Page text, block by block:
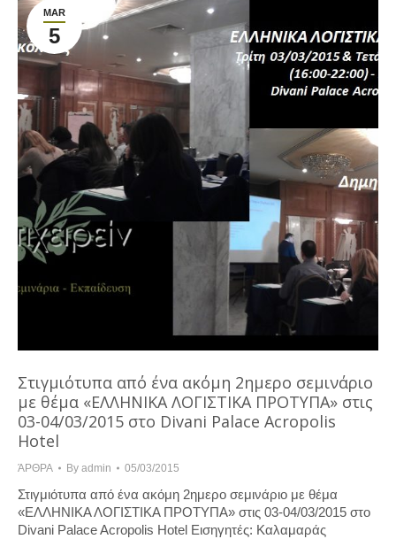
MAR
5
Στιγμιότυπα από ένα ακόμη 2ημερο σεμινάριο
με θέμα «ΕΛΛΗΝΙΚΑ ΛΟΓΙΣΤΙΚΑ ΠΡΟΤΥΠΑ» στις
03-04/03/2015 στο Divani Palace Acropolis
Hotel
ΆΡΘΡΑ By admin 05/03/2015
Στιγμιότυπα από ένα ακόμη 2ημερο σεμινάριο με θέμα
«ΕΛΛΗΝΙΚΑ ΛΟΓΙΣΤΙΚΑ ΠΡΟΤΥΠΑ» στις 03-04/03/2015 στο
Divani Palace Acropolis Hotel Εισηγητές: Καλαμαράς